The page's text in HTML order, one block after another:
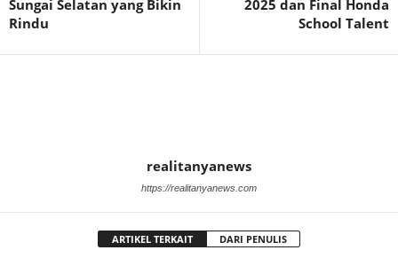
Sungai Selatan yang Bikin
Rindu
2025 dan Final Honda
School Talent
realitanyanews
https://realitanyanews.com
ARTIKEL TERKAIT DARI PENULIS